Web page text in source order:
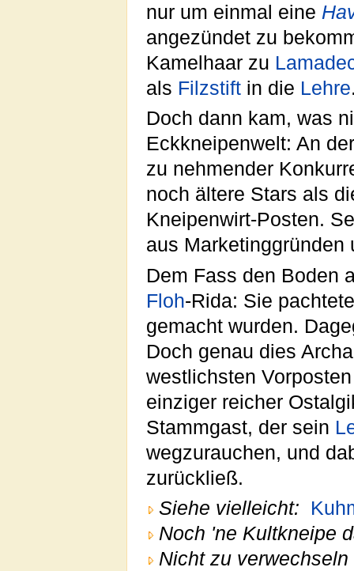
nur um einmal eine
angezündet zu
Kamelhaar zu
als Filzstift in die Lehre
Doch dann kam, was
Eckkneipenwelt: An
zu nehmender
noch ältere Stars als
Kneipenwirt-Posten.
aus
Dem Fass den Boden
Floh-Rida: Sie
gemacht wurden.
Doch genau dies
westlichsten
einziger reicher
Stammgast, der sein
wegzurauchen, und
zurückließ.
Siehe vielleicht:
Noch 'ne Kultkneipe
Nicht zu verwechseln